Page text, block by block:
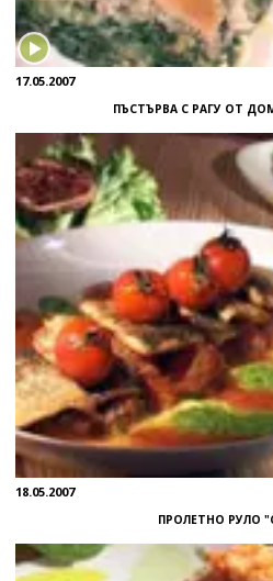
17.05.2007
ПЪСТЪРВА С РАГУ ОТ
18.05.2007
ПРОЛЕТНО РУЛО